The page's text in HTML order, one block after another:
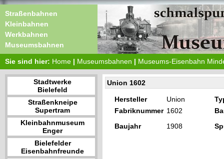
Straßenbahnen
Kleinbahnen
Werkbahnen
Museumsbahnen
Sie sind hier: Home | Museumsbahnen | Museums-Eisenbahn
Stadtwerke
Bielefeld
Straßenkneipe
Supertram
Kleinbahnmuseum
Enger
Bielefelder
Eisenbahnfreunde
Union 1602
Hersteller Union
Fabriknummer 1602
Baujahr
1908